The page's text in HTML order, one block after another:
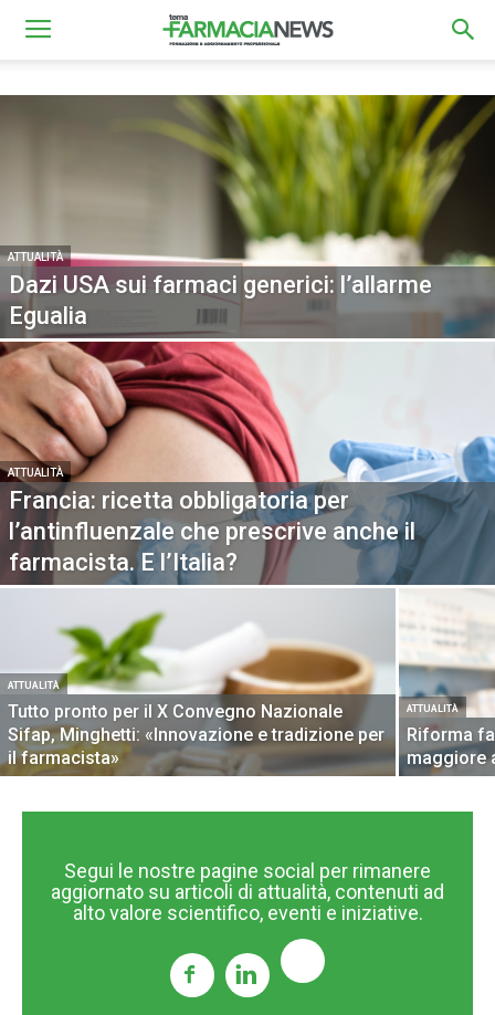
ATTUALITÀ
Dazi USA sui farmaci generici: l’allarme
Egualia
ATTUALITÀ
Francia: ricetta obbligatoria per
l’antinfluenzale che prescrive anche il
farmacista. E l’Italia?
ATTUALITÀ
Tutto pronto per il X Convegno Nazionale
Sifap, Minghetti: «Innovazione e tradizione per
il farmacista»
ATTUALITÀ
Riforma
maggiore
Segui le nostre pagine social per rimanere
aggiornato su articoli di attualità, contenuti ad
alto valore scientifico, eventi e iniziative.